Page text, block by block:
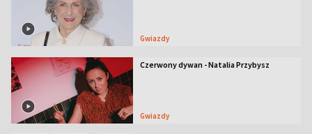
Gwiazdy
Czerwony dywan - Natalia Przybysz
Gwiazdy